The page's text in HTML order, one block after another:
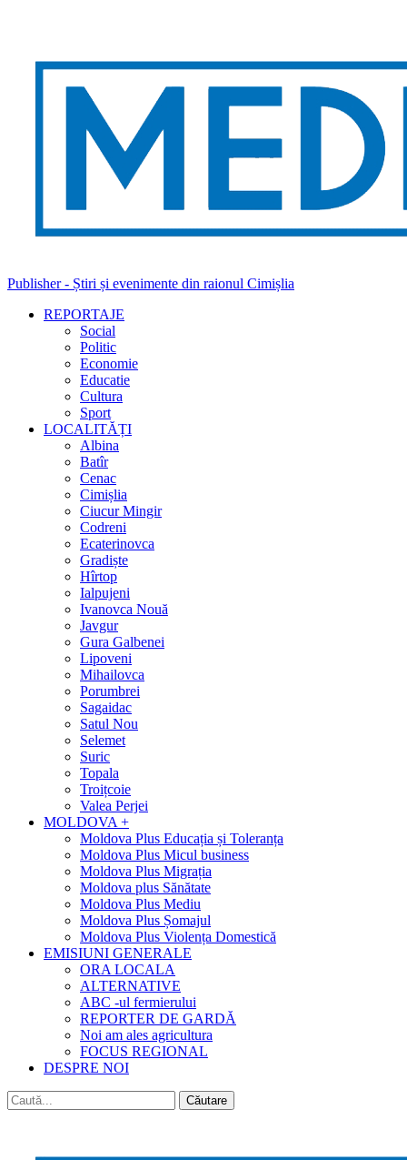
Publisher - Știri și evenimente din raionul Cimișlia
REPORTAJE
Social
Politic
Economie
Educatie
Cultura
Sport
LOCALITĂȚI
Albina
Batîr
Cenac
Cimișlia
Ciucur Mingir
Codreni
Ecaterinovca
Gradiște
Hîrtop
Ialpujeni
Ivanovca Nouă
Javgur
Gura Galbenei
Lipoveni
Mihailovca
Porumbrei
Sagaidac
Satul Nou
Selemet
Suric
Topala
Troițcoie
Valea Perjei
MOLDOVA +
Moldova Plus Educația și Toleranța
Moldova Plus Micul business
Moldova Plus Migrația
Moldova plus Sănătate
Moldova Plus Mediu
Moldova Plus Șomajul
Moldova Plus Violența Domestică
EMISIUNI GENERALE
ORA LOCALA
ALTERNATIVE
ABC -ul fermierului
REPORTER DE GARDĂ
Noi am ales agricultura
FOCUS REGIONAL
DESPRE NOI